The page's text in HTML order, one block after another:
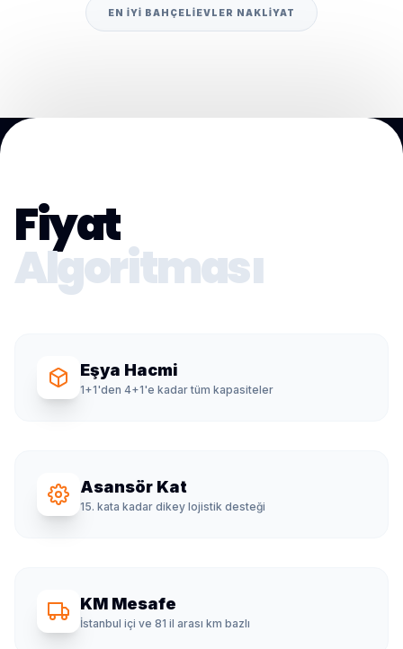
EN IYI BAHÇELIEVLER NAKLIYAT
Fiyat
Algoritması
Eşya Hacmi
1+1'den 4+1'e kadar tüm kapasiteler
Asansör Kat
15. kata kadar dikey lojistik desteği
KM Mesafe
İstanbul içi ve 81 il arası km bazlı